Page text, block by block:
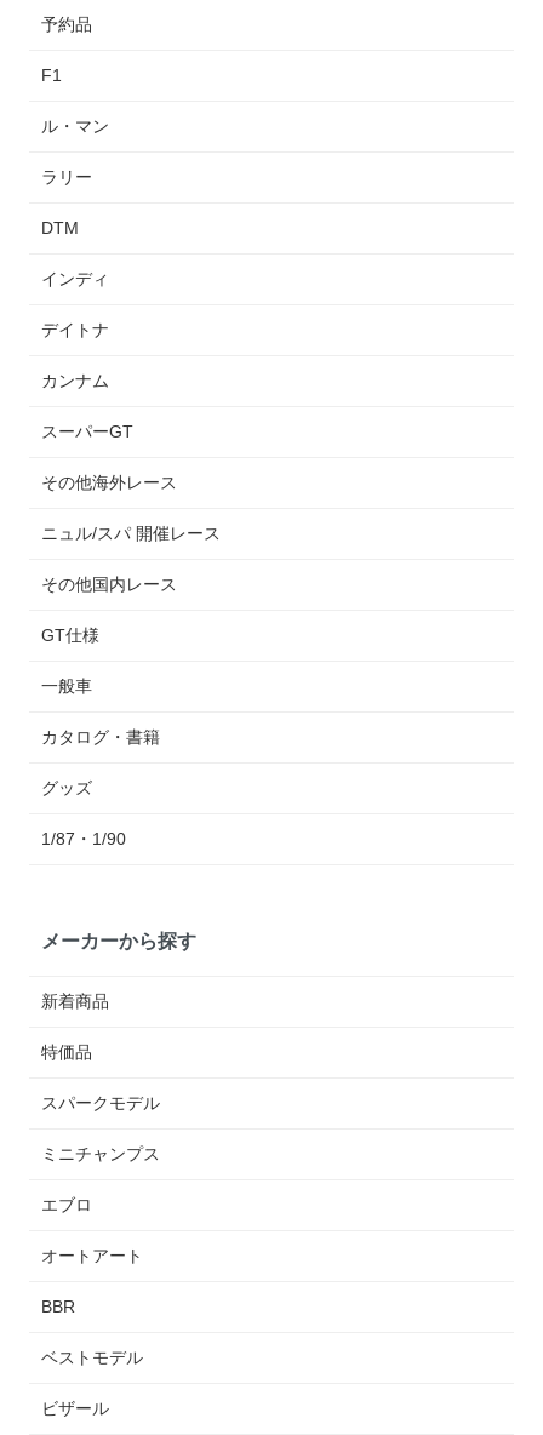
予約品
F1
ル・マン
ラリー
DTM
インディ
デイトナ
カンナム
スーパーGT
その他海外レース
ニュル/スパ 開催レース
その他国内レース
GT仕様
一般車
カタログ・書籍
グッズ
1/87・1/90
メーカーから探す
新着商品
特価品
スパークモデル
ミニチャンプス
エブロ
オートアート
BBR
ベストモデル
ビザール